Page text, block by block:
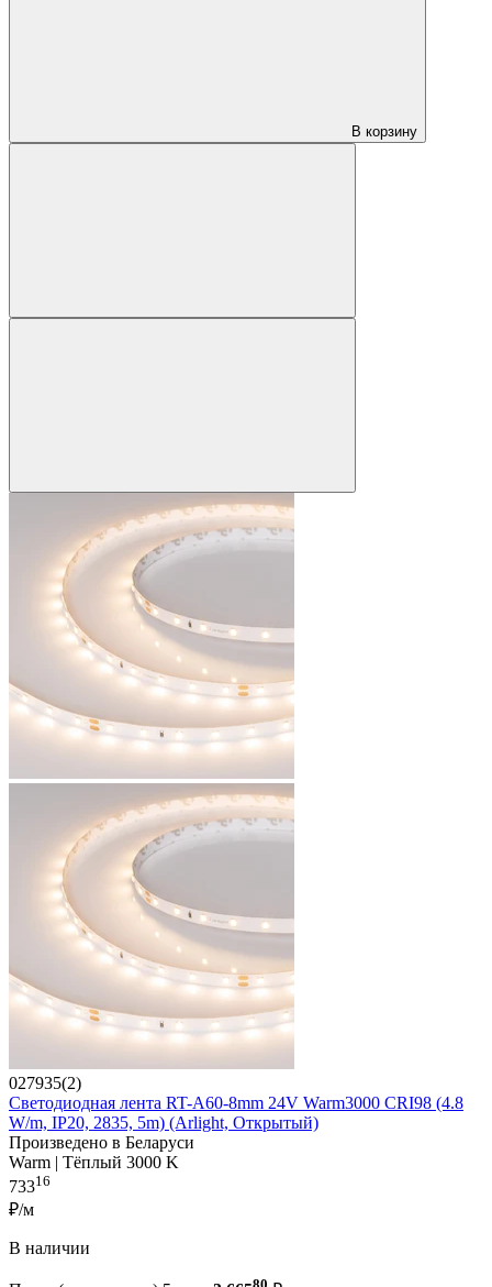
В корзину
027935(2)
Светодиодная лента RT-A60-8mm 24V Warm3000 CRI98 (4.8
W/m, IP20, 2835, 5m) (Arlight, Открытый)
Произведено в Беларуси
Warm | Тёплый 3000 K
73316
₽/м
В наличии